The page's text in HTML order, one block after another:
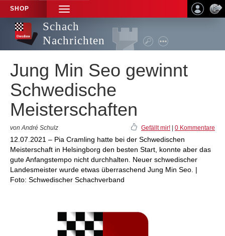
SHOP
TOGGLE
NAVIGATION
Schach
Nachrichten
Jung Min Seo gewinnt
Schwedische
Meisterschaften
von André Schulz Gefällt mir! 0 Kommentare
12.07.2021 – Pia Cramling hatte bei der Schwedischen
Meisterschaft in Helsingborg den besten Start, konnte aber das
gute Anfangstempo nicht durchhalten. Neuer schwedischer
Landesmeister wurde etwas überraschend Jung Min Seo. |
Foto: Schwedischer Schachverband